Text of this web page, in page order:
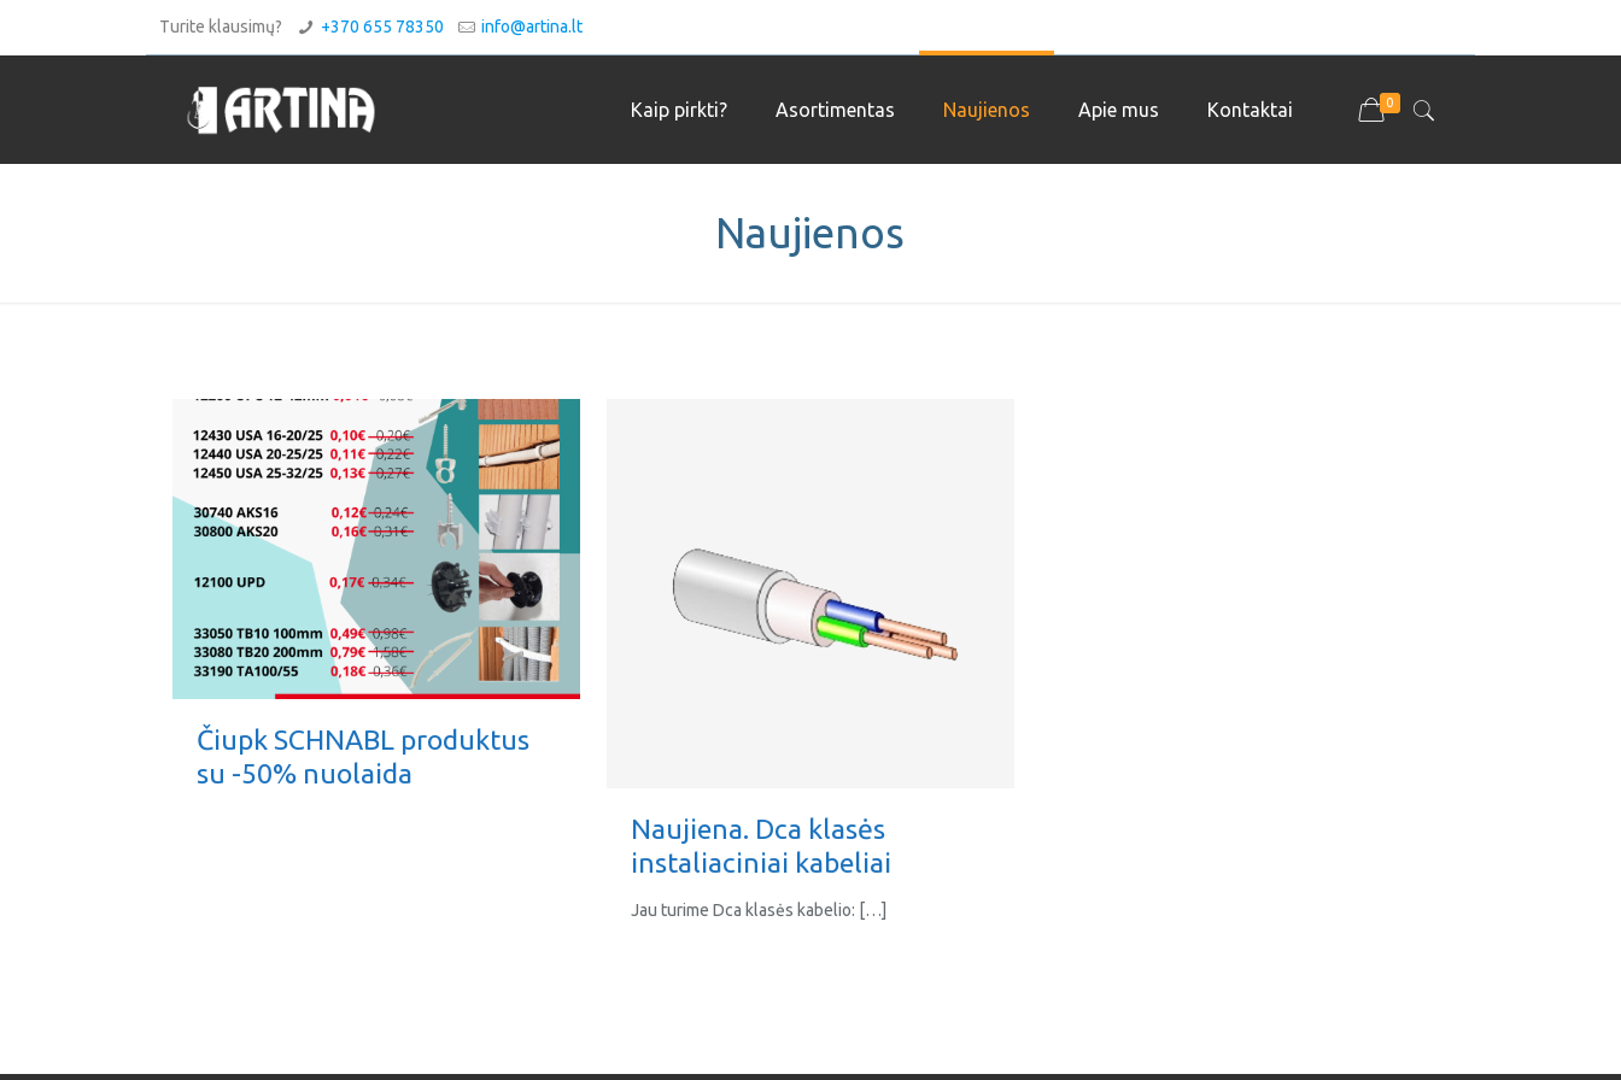
Turite klausimų? +370 655 78350 info@artina.lt
Kaip pirkti? Asortimentas Naujienos Apie mus Kontaktai 0
Naujienos
Čiupk SCHNABL produktus
su -50% nuolaida
Naujiena. Dca klasės
instaliaciniai kabeliai
Jau turime Dca klasės kabelio: […]